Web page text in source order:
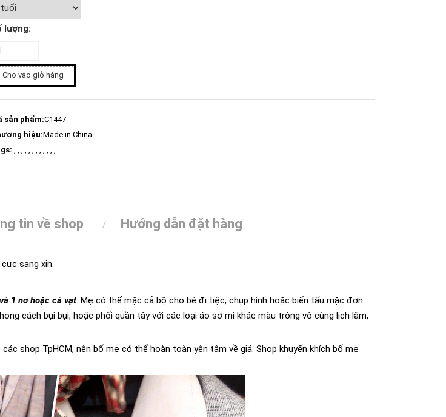
lượng:
Cho vào giỏ hàng
sản phẩm:C1447
hiệu:Made in China
, , , , , , , , , , , ,
tin về shop Hướng dẫn đặt hàng
sang xịn.
1 nơ hoặc cà vạt. Mẹ có thể mặc cả bộ cho bé đi tiệc, chụp hình hoặc biến tấu mặc đơn
cách bụi bụi, hoặc phối quần tây với các loại áo sơ mi khác màu trông vô cùng lịch lãm,
shop TpHCM, nên bố mẹ có thể hoàn toàn yên tâm về giá. Shop khuyến khích bố mẹ